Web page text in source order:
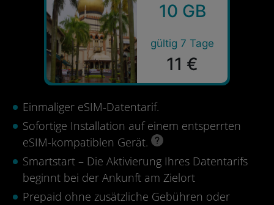
10 GB
gültig 7 Tage
11 €
Einmaliger eSIM-Datentarif.
Sofortige Installation auf einem entsperrten
eSIM-kompatiblen Gerät.
Smartstart – Die Aktivierung Ihres Datentarifs
beginnt bei der Ankunft am Zielort
Prepaid ohne zusätzliche Gebühren oder